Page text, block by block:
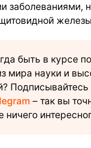
заболеваниями,
быть в курсе
мира науки и
Подписывайтесь
– так вы
ничего